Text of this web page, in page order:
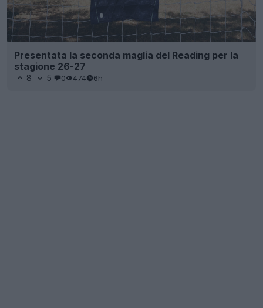
Presentata la seconda maglia del Reading per la
stagione 26-27
8 5 0 474 6h